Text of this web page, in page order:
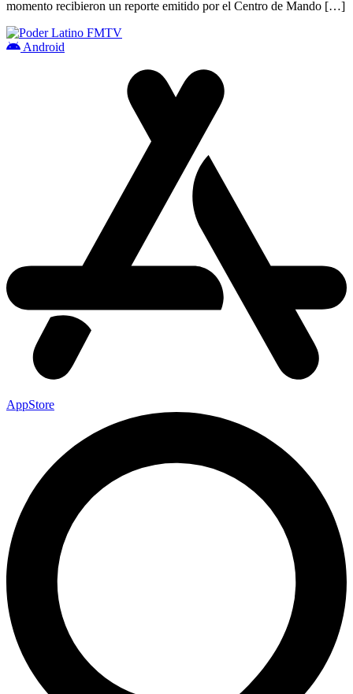
momento recibieron un reporte emitido por el Centro de Mando […]
Android
AppStore